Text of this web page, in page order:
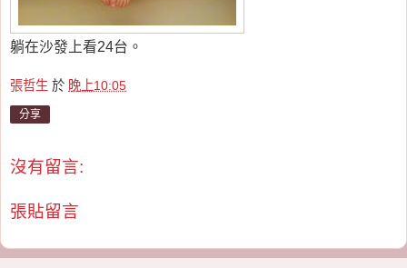
躺在沙發上看24台。
張哲生 於 晚上10:05
分享
沒有留言:
張貼留言